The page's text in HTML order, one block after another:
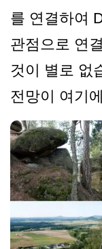
를 연결하여
관점으로 연
것이 별로 없
전망이 여기